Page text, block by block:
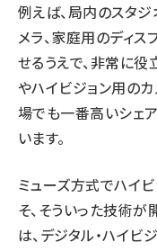
例えば、局内のスタ
メラ、家庭用のディス
せるうえで、非常に役
やハイビジョン用の
場でも一番高いシェ
います。
ミューズ方式でハイ
そ、そういった技術
は、デジタル・ハイビ